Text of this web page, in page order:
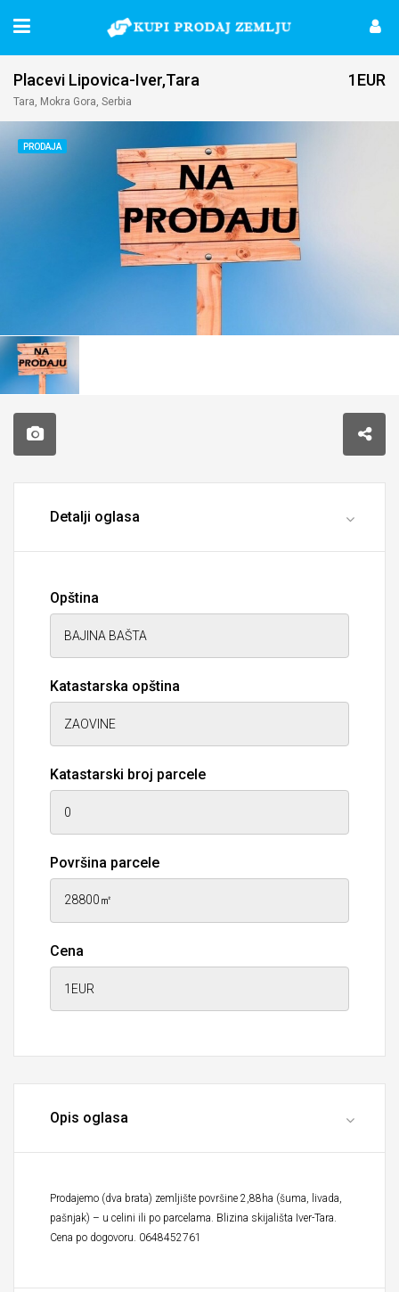
Placevi Lipovica-Iver,Tara
Tara, Mokra Gora, Serbia
1EUR
PRODAJA
Detalji oglasa
Opština
Katastarska opština
Katastarski broj parcele
Površina parcele
Cena
Opis oglasa
Prodajemo (dva brata) zemljište površine 2,88ha (šuma, livada,
pašnjak) – u celini ili po parcelama. Blizina skijališta Iver-Tara.
Cena po dogovoru. 0648452761